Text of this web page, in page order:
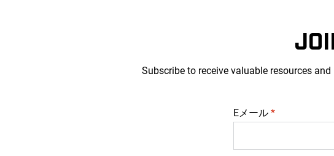
Subscribe to receive valuable resources
Eメール *